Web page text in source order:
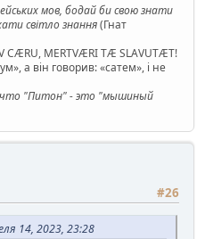
мов, бодай би свою знати
світло знання(Гнат
CÆRU, MERTVÆRI TÆ SLAVUTÆT!
а він говорив: «сатем», і не
"Питон" - это "мышиный
#26
14, 2023, 23:28